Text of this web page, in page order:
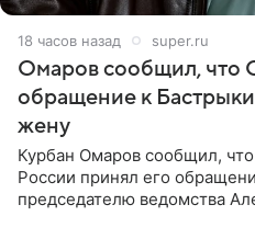
18 часов назад super.ru
Омаров сообщил, что
обращение к
жену
Курбан Омаров сообщил,
России принял его
председателю ведомства